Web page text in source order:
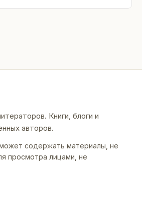
Книги, блоги и
авторов.
содержать материалы, не
просмотра лицами, не